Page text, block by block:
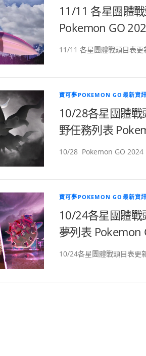
11/11 各星團體
Pokemon GO
11/11 各星團體戰頭目表
寶可夢POKEMON GO最新資訊
10/28各星團體戰
野任務列表
10/28 Pokemon GO 2024
寶可夢POKEMON GO最新資訊
10/24各星團體
夢列表 Pokemon
10/24各星團體戰頭目表更